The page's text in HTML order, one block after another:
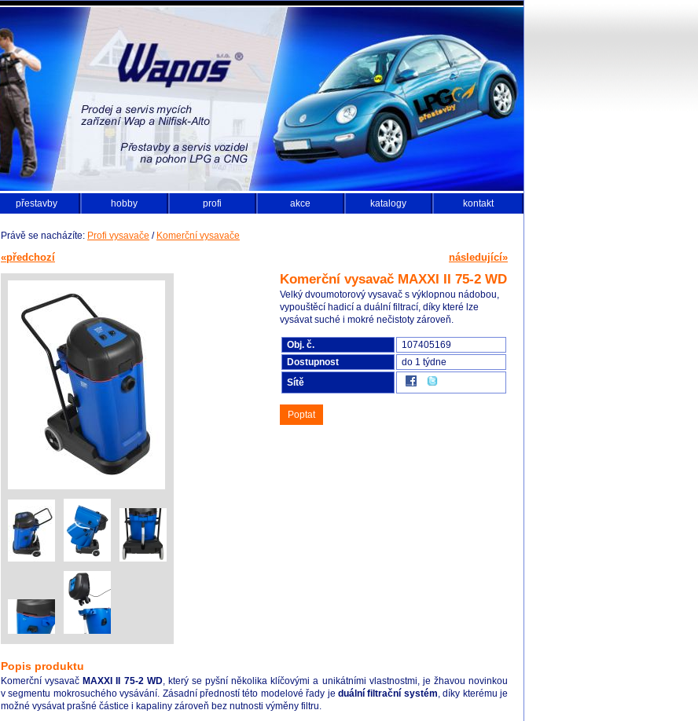
přestavby hobby profi akce katalogy kontakt
Právě se nacházíte: Profi vysavače / Komerční vysavače
«předchozí následující»
Komerční vysavač MAXXI II 75-2 WD
Velký dvoumotorový vysavač s výklopnou nádobou,
vypouštěcí hadicí a duální filtrací, díky které lze
vysávat suché i mokré nečistoty zároveň.
Obj. č.
107405169
Dostupnost
do 1 týdne
Sítě
Poptat
Popis produktu
Komerční vysavačMAXXI II 75-2 WD, který se pyšní několika klíčovými a unikátními vlastnostmi, je žhavou novinkou
v segmentu mokrosuchého vysávání. Zásadní předností této modelové řady je duální filtrační systém, díky kterému je
možné vysávat prašné částice i kapaliny zároveň bez nutnosti výměny filtru.